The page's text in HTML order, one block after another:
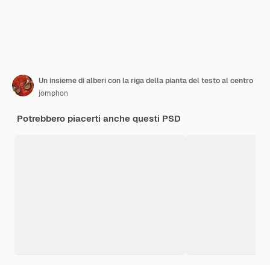
Un insieme di alberi con la riga della pianta del testo al centro
jomphon
Potrebbero piacerti anche questi PSD